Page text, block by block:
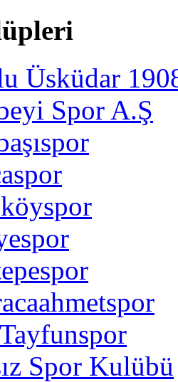
Üsküdar
Spor A.Ş
Spor Kulübü